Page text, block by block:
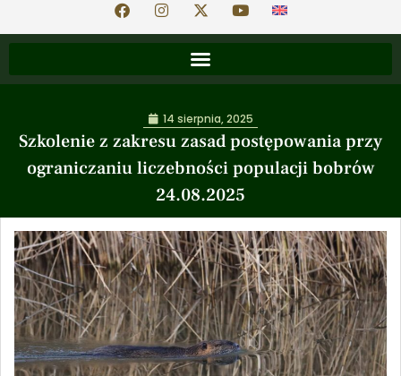
Szkolenie z zakresu zasad postępowania przy
ograniczaniu liczebności populacji bobrów
24.08.2025
14 sierpnia, 2025